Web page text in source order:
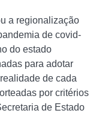
a regionalização
de covid-
do estado
para adotar
de cada
por critérios
de Estado